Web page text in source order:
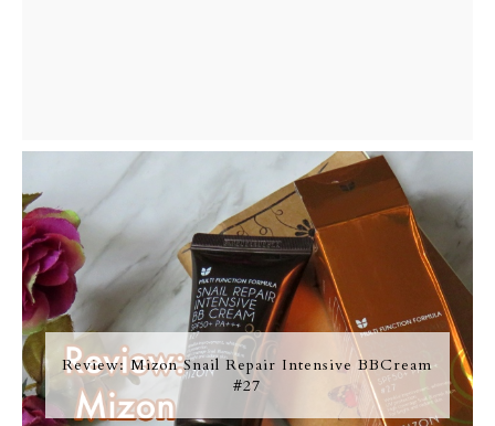
Review: Mizon Snail Repair Intensive BBCream
#27